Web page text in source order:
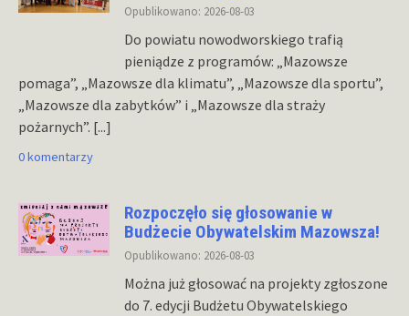
Opublikowano: 2026-08-03
Do powiatu nowodworskiego trafią
pieniądze z programów: „Mazowsze
pomaga”, „Mazowsze dla klimatu”, „Mazowsze dla sportu”,
„Mazowsze dla zabytków” i „Mazowsze dla straży
pożarnych”. [...]
0 komentarzy
Rozpoczęło się głosowanie w
Budżecie Obywatelskim Mazowsza!
Opublikowano: 2026-08-03
Można już głosować na projekty zgłoszone
do 7. edycji Budżetu Obywatelskiego